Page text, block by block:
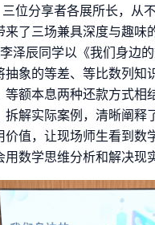
位分享者各展所长，从
来了三场兼具深度与趣味
泽辰同学以《我们身边
抽象的等差、等比数列知
等额本息两种还款方式相
拆解实际案例，清晰阐释
价值，让现场师生看到数
数学思维分析和解决现